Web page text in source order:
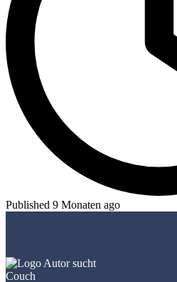
Published 9 Monaten ago